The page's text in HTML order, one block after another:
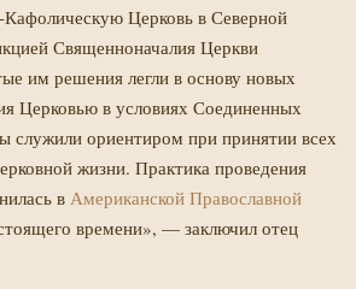
Церковь в Северной
Священноначалия Церкви
им решения легли в основу новых
Церковью в условиях Соединенных
служили ориентиром при принятии всех
жизни. Практика проведения
в Американской Православной
времени», — заключил отец